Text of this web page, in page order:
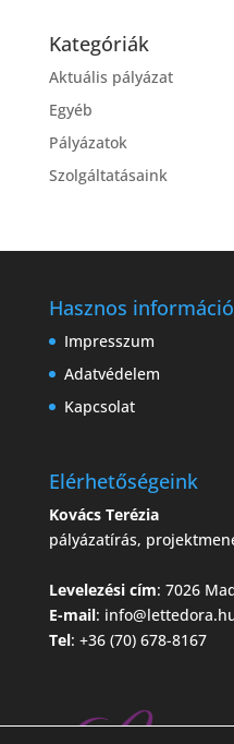
Kategóriák
Aktuális pályázat
Egyéb
Pályázatok
Szolgáltatásaink
Hasznos
Impresszum
Adatvédelem
Kapcsolat
Elérhetőségeink
Kovács Terézia
pályázatírás,
Levelezési cím: 7026
E-mail:
Tel: +36 (70) 678-8167